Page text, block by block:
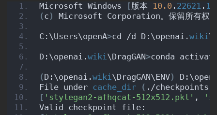
Microsoft Windows [版本 10.0 . 22621 .
(c ) Microsoft Corporation。保留所有权
C:\Users\openA>cd /d D:\openai.wiki
D:\openai.wiki \DragGAN>conda
(D:\openai.wiki \DragGAN\ENV)
File under cache_dir ( ./checkpoints
[ 'stylegan2-afhqcat-512x512.pkl' ,
Valid checkpoint file: